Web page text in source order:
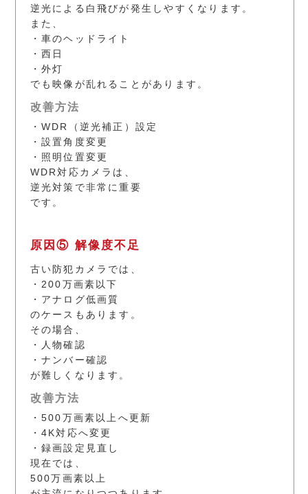
逆光による白飛びが発生しやすくなります。
また、
・車のヘッドライト
・西日
・外灯
でも映像が乱れることがあります。
改善方法
・WDR（逆光補正）設定
・設置角度変更
・照明位置変更
WDR対応カメラは、
逆光対策で非常に重要
です。
原因⑤ 解像度不足
古い防犯カメラでは、
・200万画素以下
・アナログ低画質
のケースもあります。
その場合、
・人物確認
・ナンバー確認
が難しくなります。
改善方法
・500万画素以上へ更新
・4K対応へ変更
・録画設定見直し
現在では、
500万画素以上